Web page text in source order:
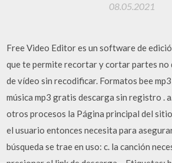
08.05.2021
Free Video Editor es un software de
que te permite recortar y cortar partes no
de vídeo sin recodificar. Formatos bee
música mp3 gratis descarga sin registro .
otros procesos la Página principal del
el usuario entonces necesita para
búsqueda se trae en uso: c. la canción